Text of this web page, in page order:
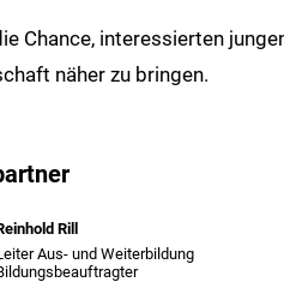
Chance, interessierten
näher zu bringen.
Rill
Aus- und Weiterbildung